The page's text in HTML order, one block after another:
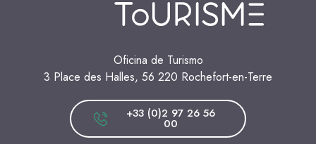
Oficina de Turismo
3 Place des Halles, 56 220 Rochefort-en-Terre
+33 (0)2 97 26 56
00